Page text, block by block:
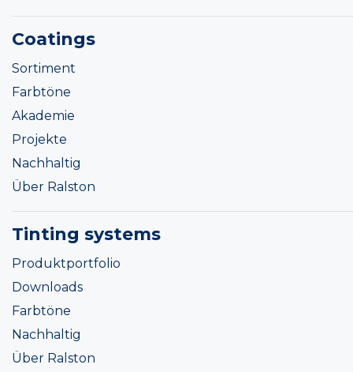
Coatings
Sortiment
Farbtöne
Akademie
Projekte
Nachhaltig
Über Ralston
Tinting systems
Produktportfolio
Downloads
Farbtöne
Nachhaltig
Über Ralston